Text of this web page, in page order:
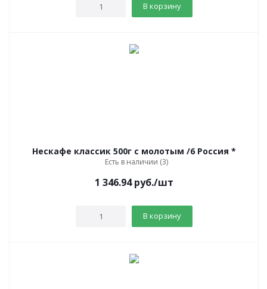
В корзину
Нескафе классик 500г с молотым /6 Россия *
Есть в наличии (3)
1 346.94руб./шт
В корзину